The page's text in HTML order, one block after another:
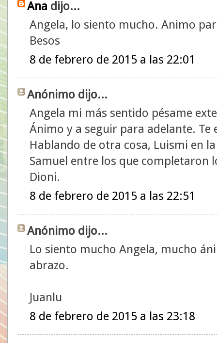
Ana dijo...
Angela, lo siento mucho. Animo
Besos
8 de febrero de 2015 a las 22:01
Anónimo dijo...
Angela mi más sentido pésame
Ánimo y a seguir para adelante.
Hablando de otra cosa, Luismi en
Samuel entre los que completaron
Dioni.
8 de febrero de 2015 a las 22:51
Anónimo dijo...
Lo siento mucho Angela, mucho
abrazo.
Juanlu
8 de febrero de 2015 a las 23:18